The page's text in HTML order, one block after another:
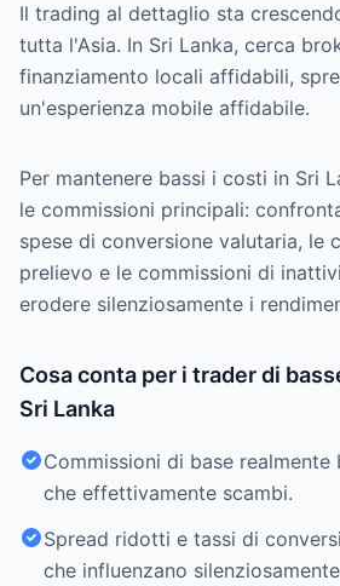
Il trading al dettaglio sta
tutta l'Asia. In Sri Lanka, cerca
finanziamento locali affidabili,
un'esperienza mobile affidabile.
Per mantenere bassi i costi in Sri
le commissioni principali:
spese di conversione valutaria, le
prelievo e le commissioni di
erodere silenziosamente i
Cosa conta per i trader di
Sri Lanka
Commissioni di base realmente
che effettivamente scambi.
Spread ridotti e tassi di
che influenzano